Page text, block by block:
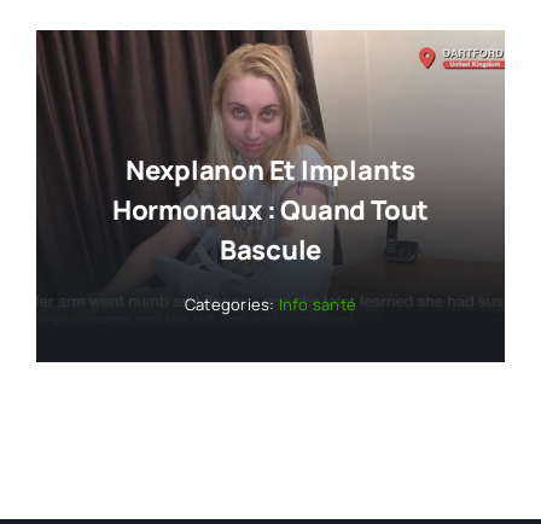
Nexplanon Et Implants
Hormonaux : Quand Tout
Bascule
Categories: Info santé